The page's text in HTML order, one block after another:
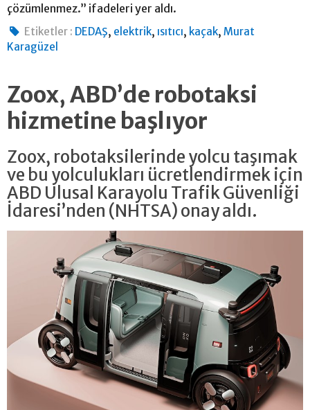
çözümlenmez.” ifadeleri yer aldı.
Etiketler : DEDAŞ, elektrik, ısıtıcı, kaçak,Murat
Karagüzel
Zoox, ABD’de robotaksi
hizmetine başlıyor
Zoox, robotaksilerinde yolcu taşımak
ve bu yolculukları ücretlendirmek için
ABD Ulusal Karayolu Trafik Güvenliği
İdaresi’nden (NHTSA) onay aldı.